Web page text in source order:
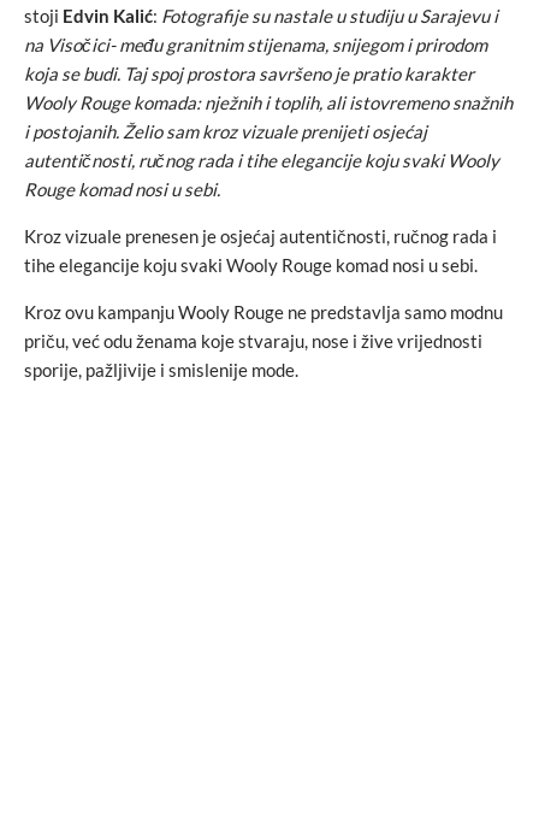
stoji Edvin Kalić: Fotografije su nastale u studiju u Sarajevu i
na Visočici- među granitnim stijenama, snijegom i prirodom
koja se budi. Taj spoj prostora savršeno je pratio karakter
Wooly Rouge komada: nježnih i toplih, ali istovremeno snažnih
i postojanih. Želio sam kroz vizuale prenijeti osjećaj
autentičnosti, ručnog rada i tihe elegancije koju svaki Wooly
Rouge komad nosi u sebi.
Kroz vizuale prenesen je osjećaj autentičnosti, ručnog rada i
tihe elegancije koju svaki Wooly Rouge komad nosi u sebi.
Kroz ovu kampanju Wooly Rouge ne predstavlja samo modnu
priču, već odu ženama koje stvaraju, nose i žive vrijednosti
sporije, pažljivije i smislenije mode.